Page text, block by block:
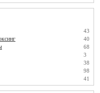
43
40
68
3
38
98
41